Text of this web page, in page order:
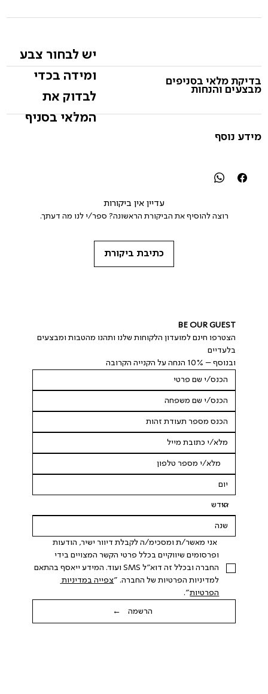
יש לבחור צבע
ומידה בכדי
לבדוק את
המלאי בסניף
בדיקת מלאי בסניפים
מבצעים והנחות
מידע נוסף
עדיין אין ביקורות
רוצה להוסיף את הביקורת הראשונה? ספר/י לנו מה דעתך.
כתיבת ביקורת
BE OUR GUEST
הצטרפו חינם למועדון הלקוחות שלנו ותהנו מהטבות ומבצעים
בלעדיים
ובנוסף – 10% הנחה על הקנייה הקרובה
אני מאשר/ת ומסכימ/ה לקבלת דיוור ישיר, הודעות
החברה ובכלל זה דוא"ל SMS ועוד. המידע ייאסף בהתאם
למדיניות הפרטיות של החברה. "
צפייה במדיניות
הפרטיות".
הרשמה ←